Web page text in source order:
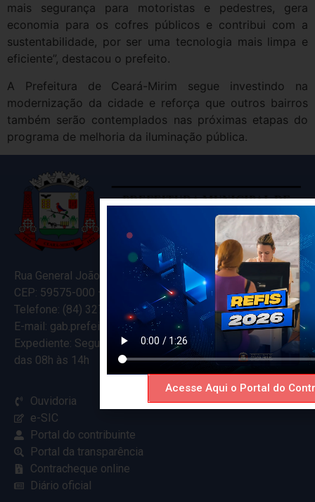
mais segurança para motoristas e pedestres, gera
economia para os cofres públicos e contribui com a
sustentabilidade, por ser uma tecnologia mais limpa e
eficiente”, destacou o prefeito.
A Prefeitura de Ceará-Mirim segue investindo na
modernização da cidade e reforça que outros bairros
também serão contemplados nas próximas etapas do
programa de melhoria da iluminação pública.
Rua General João Varela, 635
CEP: 59575-000 – Ceará-Mirim – RN
Telefone: (84) 3274-5916
E-mail: gab.prefeitocearamirim@gmail.com
Expediente: Segunda à Sexta
das 08h às 14h
Ouvidoria
e-SIC
Portal do contribuinte
Portal da transparência
Contracheque online
Diário oficial
Acesse Aqui o Portal do